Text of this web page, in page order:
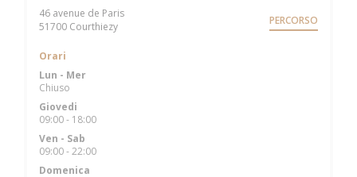
46 avenue de Paris
51700 Courthiezy((apre una nuova finestra)) PERCORSO
Orari
Lun - Mer
Chiuso
Giovedi
09:00 - 18:00
Ven - Sab
09:00 - 22:00
Domenica